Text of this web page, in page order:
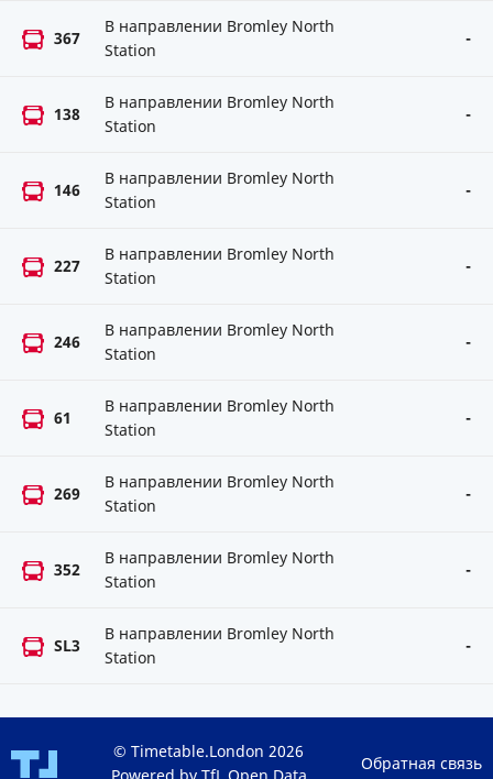
367
В направлении Bromley North
Station
-
138
В направлении Bromley North
Station
-
146
В направлении Bromley North
Station
-
227
В направлении Bromley North
Station
-
246
В направлении Bromley North
Station
-
61
В направлении Bromley North
Station
-
269
В направлении Bromley North
Station
-
352
В направлении Bromley North
Station
-
SL3
В направлении Bromley North
Station
-
© Timetable.London 2026
Обратная связь